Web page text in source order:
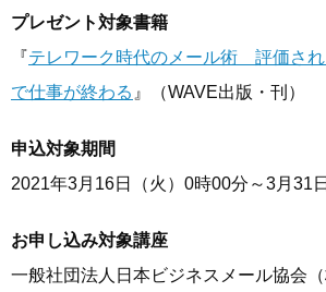
プレゼント対象書籍
『テレワーク時代のメール術 評価さ
で仕事が終わる 』（WAVE出版・刊）
申込対象期間
2021年3月16日（火）0時00分～3月31
お申し込み対象講座
一般社団法人日本ビジネスメール協会